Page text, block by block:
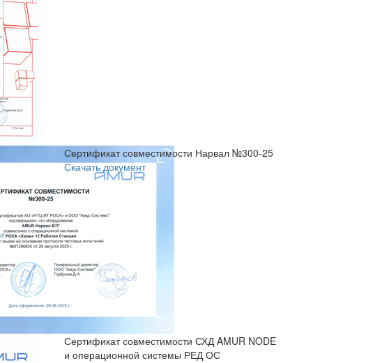
Сертификат совместимости Нарвал №300-25
Скачать документ
Сертификат совместимости СХД AMUR NODE
и операционной системы РЕД ОС